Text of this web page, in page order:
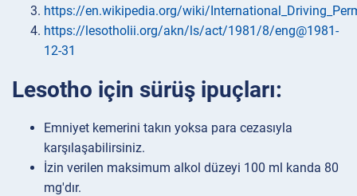
https://en.wikipedia.org/wiki/
https://lesotholii.org/akn/ls/act/1981/8/eng@1981-
12-31
Lesotho için sürüş ipuçları:
Emniyet kemerini takın yoksa para cezasıyla
karşılaşabilirsiniz.
İzin verilen maksimum alkol düzeyi 100 ml kanda 80
mg'dır.